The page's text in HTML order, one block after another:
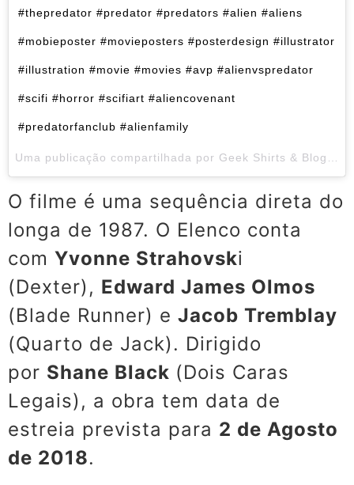
#thepredator #predator #predators #alien #aliens
#mobieposter #movieposters #posterdesign #illustrator
#illustration #movie #movies #avp #alienvspredator
#scifi #horror #scifiart #aliencovenant
#predatorfanclub #alienfamily
O filme é uma sequência direta do
longa de 1987. O Elenco conta
com Yvonne Strahovski
(Dexter), Edward James Olmos
(Blade Runner) e Jacob Tremblay
(Quarto de Jack). Dirigido
por Shane Black (Dois Caras
Legais), a obra tem data de
estreia prevista para 2 de Agosto
de 2018.